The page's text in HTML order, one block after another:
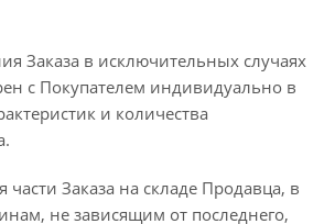
Заказа в исключительных случаях
с Покупателем индивидуально в
и количества
части Заказа на складе Продавца, в
не зависящим от последнего,